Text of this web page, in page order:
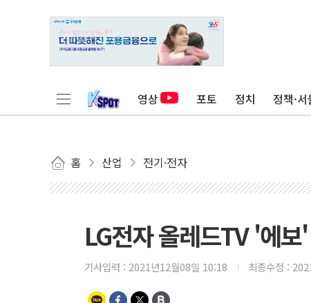
영상 포토 정치 정책·서
홈 산업 전기·전자
LG전자 올레드TV '에
기사입력 : 2021년12월08일 10:18 최종수정 :